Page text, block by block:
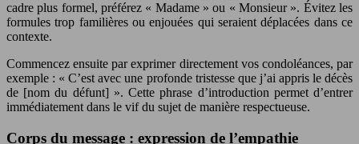
cadre plus formel, préférez « Madame » ou « Monsieur ». Évitez les
formules trop familières ou enjouées qui seraient déplacées dans ce
contexte.
Commencez ensuite par exprimer directement vos condoléances, par
exemple : « C’est avec une profonde tristesse que j’ai appris le décès
de [nom du défunt] ». Cette phrase d’introduction permet d’entrer
immédiatement dans le vif du sujet de manière respectueuse.
Corps du message : expression de l’empathie